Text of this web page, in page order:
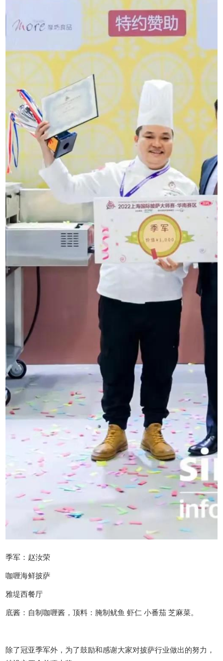
季军：赵汝荣
咖喱海鲜披萨
雅堤西餐厅
底酱：自制咖喱酱，顶料：腌制鱿鱼 虾仁 小番茄 芝麻菜。
除了冠亚季军外，为了鼓励和感谢大家对披萨行业做出的努力，